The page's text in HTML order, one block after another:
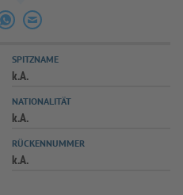
SPIELPLUS
SPITZNAME
k.A.
NATIONALITÄT
k.A.
RÜCKENNUMMER
k.A.